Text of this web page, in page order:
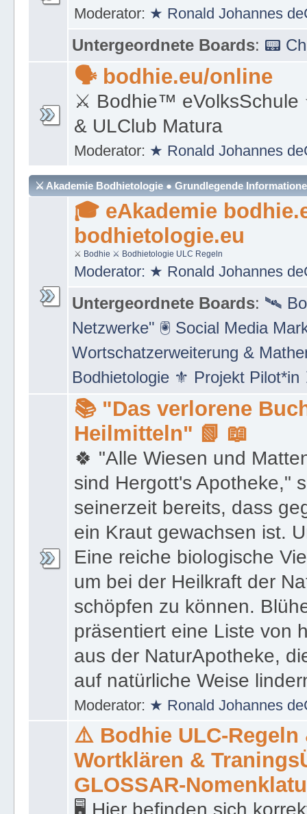
Moderator: ★ Ronald Johannes
Untergeordnete Boards: 📟
🗣 bodhie.eu/online
⚔ Bodhie™
& ULClub Matura
Moderator: ★ Ronald Johannes
⚔ Akademie Bodhietologie ● Grundlegende
🎓 eAkademie
bodhietologie.eu
⚔ Bodhie ⚔ Bodhietologie ULC Regeln
Moderator: ★ Ronald Johannes
Untergeordnete Boards: 🛰
Netzwerke" 🖲 Social Media
Wortschatzerweiterung &
Bodhietologie ⚜ Projekt
📚 "Das verlorene
Heilmitteln" 📗 📖
🍀 "Alle Wiesen und
sind Hergott's Apotheke,"
seinerzeit bereits, dass
ein Kraut gewachsen ist.
Eine reiche biologische
um bei der Heilkraft der
schöpfen zu können.
präsentiert eine Liste von
aus der NaturApotheke,
auf natürliche Weise
Moderator: ★ Ronald Johannes
⚠️ Bodhie ULC-Regeln
Wortklären &
GLOSSAR-
🖥 Hier befinden sich